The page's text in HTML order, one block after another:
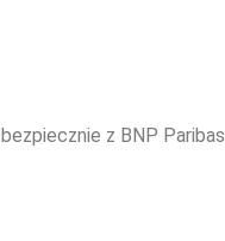
z BNP Paribas